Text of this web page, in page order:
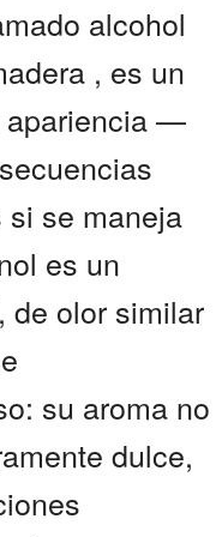
alcohol
, es un
apariencia —
si se maneja
es un
de olor similar
su aroma no
dulce,